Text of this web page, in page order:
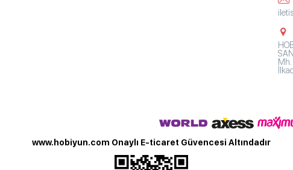
www.hobiyun.com Onaylı E-ticaret Güvencesi Altındadır